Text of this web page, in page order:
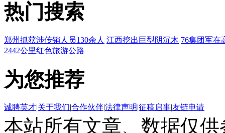
热门搜索
郑州抓获涉传销人员130余人 江西挖出巨型阴沉木 76集团军在
2442公里红色旅游公路
为您推荐
诚聘英才|关于我们|合作伙伴|法律声明|征稿启事|友链申请
本站所有文章、数据仅